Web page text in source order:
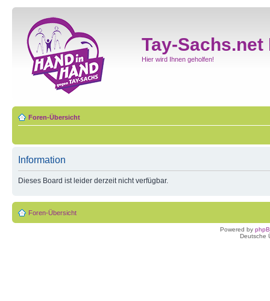
Tay-Sachs.net
Hier wird Ihnen geholfen!
Foren-Übersicht
Information
Dieses Board ist leider derzeit nicht verfügbar.
Foren-Übersicht
Powered by
Deutsche